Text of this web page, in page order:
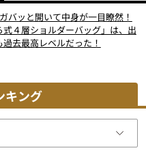
バッと開いて中身が一目瞭然！
４層ショルダーバッグ」は、出
去最高レベルだった！
キング